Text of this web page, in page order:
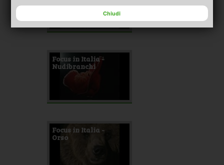
Focus in Italia -
Nudibranchi
Focus in Italia -
Orso
Chiudi